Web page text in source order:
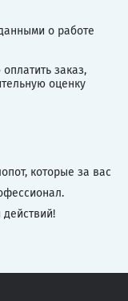
о работе
заказ,
оценку
которые за вас